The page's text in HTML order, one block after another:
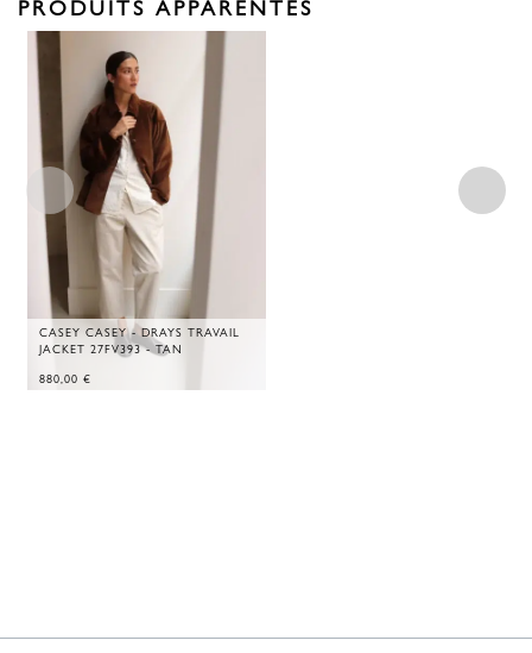
PRODUITS APPARENTÉS
CASEY CASEY - DRAYS TRAVAIL
JACKET 27FV393 - TAN
880,00 €